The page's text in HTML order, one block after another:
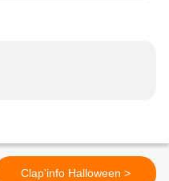
Clap'info Halloween >